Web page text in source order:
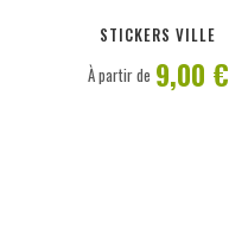
STICKERS VILLE
À partir de 9,00 €